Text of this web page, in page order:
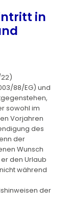
in
22)
88/EG) und
sowohl im
Vorjahren
des
der
Wunsch
den Urlaub
während
der